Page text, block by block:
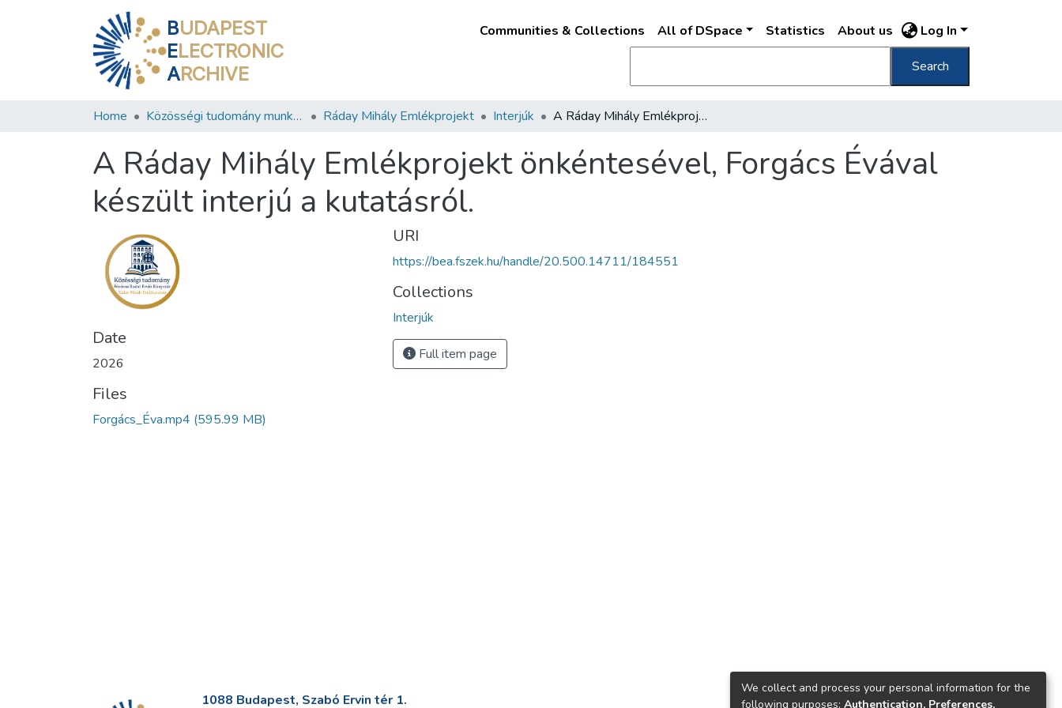
BUDAPEST
ELECTRONIC
ARCHIVE
Communities & Collections All of DSpace Statistics About us Log In
Search
Home Közösségi tudomány munkacsoport Ráday Mihály Emlékprojekt Interjúk A Ráday Mihály Emlékprojekt önkéntesével, Forgács Évával készült interjú a kutatásról.
A Ráday Mihály Emlékprojekt önkéntesével, Forgács Évával
készült interjú a kutatásról.
Date
2026
Files
Forgács_Éva.mp4 (595.99 MB)
URI
https://bea.fszek.hu/handle/20.500.14711/184551
Collections
Interjúk
Full item page
1088 Budapest, Szabó Ervin tér 1.
We collect and process your personal information for the
following purposes: Authentication, Preferences,